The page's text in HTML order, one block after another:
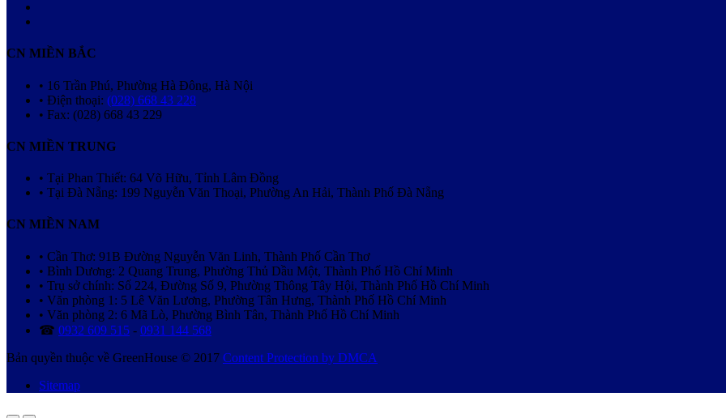
CN MIỀN BẮC
• 16 Trần Phú, Phường Hà Đông, Hà Nội
• Điện thoại: (028) 668 43 228
• Fax: (028) 668 43 229
CN MIỀN TRUNG
• Tại Phan Thiết: 64 Võ Hữu, Tỉnh Lâm Đồng
• Tại Đà Nẵng: 199 Nguyễn Văn Thoại, Phường An Hải, Thành Phố Đà Nẵng
CN MIỀN NAM
• Cần Thơ: 91B Đường Nguyễn Văn Linh, Thành Phố Cần Thơ
• Bình Dương: 2 Quang Trung, Phường Thủ Dầu Một, Thành Phố Hồ Chí Minh
• Trụ sở chính: Số 224, Đường Số 9, Phường Thông Tây Hội, Thành Phố Hồ Chí Minh
• Văn phòng 1: 5 Lê Văn Lương, Phường Tân Hưng, Thành Phố Hồ Chí Minh
• Văn phòng 2: 6 Mã Lò, Phường Bình Tân, Thành Phố Hồ Chí Minh
☎ 0932 609 515 - 0931 144 568
Bản quyền thuộc về GreenHouse © 2017 Content Protection by DMCA
Sitemap